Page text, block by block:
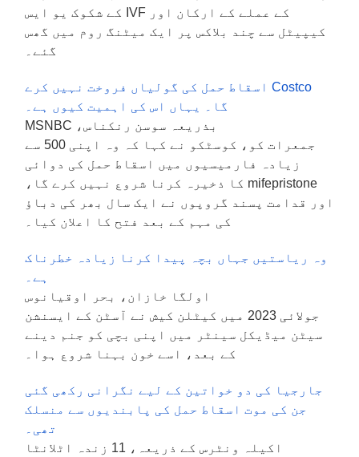
کے عملے کے ارکان اور IVF کے شکوک یو ایس
کیپیٹل سے چند بلاکس پر ایک میٹنگ روم میں گھس
گئے۔
Costco اسقاط حمل کی گولیاں فروخت نہیں کرے
گا۔ یہاں اس کی اہمیت کیوں ہے۔
بذریعہ سوسن رنکناس، MSNBC
جمعرات کو، کوسٹکو نے کہا کہ وہ اپنی 500 سے
زیادہ فارمیسیوں میں اسقاط حمل کی دوائی
mifepristone کا ذخیرہ کرنا شروع نہیں کرے گا،
اور قدامت پسند گروپوں نے ایک سال بھر کی دباؤ
کی مہم کے بعد فتح کا اعلان کیا۔
وہ ریاستیں جہاں بچہ پیدا کرنا زیادہ خطرناک
ہے۔
اولگا خازان، بحر اوقیانوس
جولائی 2023 میں کیٹلن کیش نے آسٹن کے ایسنشن
سیٹن میڈیکل سینٹر میں اپنی بچی کو جنم دینے
کے بعد، اسے خون بہنا شروع ہوا۔
جارجیا کی دو خواتین کے لیے نگرانی رکھی گئی
جن کی موت اسقاط حمل کی پابندیوں سے منسلک
تھی۔
اکیلہ ونٹرس کے ذریعہ، 11 زندہ اٹلانٹا